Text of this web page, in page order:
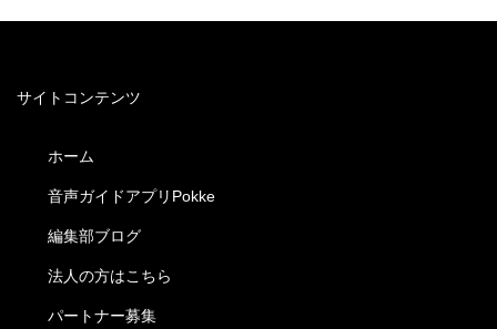
サイトコンテンツ
ホーム
音声ガイドアプリPokke
編集部ブログ
法人の方はこちら
パートナー募集